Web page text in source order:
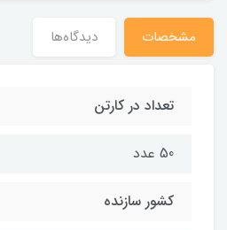
مشخصات دیدگاه‌ها
تعداد در کارتن
50 عدد
کشور سازنده